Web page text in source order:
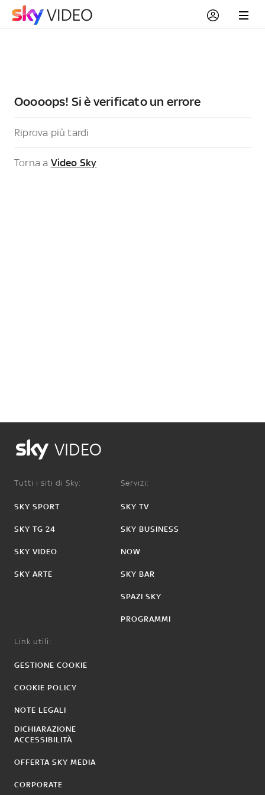
Ooooops! Si è verificato un errore
Riprova più tardi
Torna a Video Sky
VIDEO
Tutti i siti di Sky:
SKY SPORT
SKY TG 24
SKY VIDEO
SKY ARTE
Servizi:
SKY TV
SKY BUSINESS
NOW
SKY BAR
SPAZI SKY
PROGRAMMI
Link utili:
GESTIONE COOKIE
COOKIE POLICY
NOTE LEGALI
DICHIARAZIONE
ACCESSIBILITÀ
OFFERTA SKY MEDIA
CORPORATE